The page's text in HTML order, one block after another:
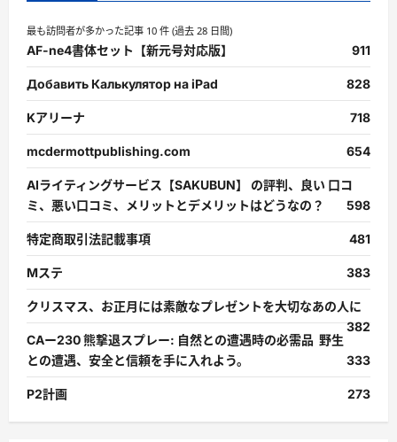
最も訪問者が多かった記事 10 件 (過去 28 日間)
AF-ne4書体セット【新元号対応版】 911
Добавить Калькулятор на iPad 828
Kアリーナ 718
mcdermottpublishing.com 654
AIライティングサービス【SAKUBUN】 の評判、良い 口コ
ミ、悪い口コミ、メリットとデメリットはどうなの？
598
特定商取引法記載事項 481
Mステ 383
クリスマス、お正月には素敵なプレゼントを大切なあの人に
382
CAー230 熊撃退スプレー: 自然との遭遇時の必需品 野生
との遭遇、安全と信頼を手に入れよう。
333
P2計画 273